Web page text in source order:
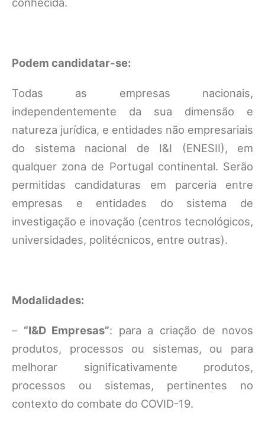
Podem candidatar-se:
Todas as empresas nacionais,
independentemente da sua dimensão e
natureza jurídica, e entidades não empresariais
do sistema nacional de I&I (ENESII), em
qualquer zona de Portugal continental. Serão
permitidas candidaturas em parceria entre
empresas e entidades do sistema de
investigação e inovação (centros tecnológicos,
universidades, politécnicos, entre outras).
Modalidades:
– “I&D Empresas”: para a criação de novos
produtos, processos ou sistemas, ou para
melhorar significativamente produtos,
processos ou sistemas, pertinentes no
contexto do combate do COVID-19.